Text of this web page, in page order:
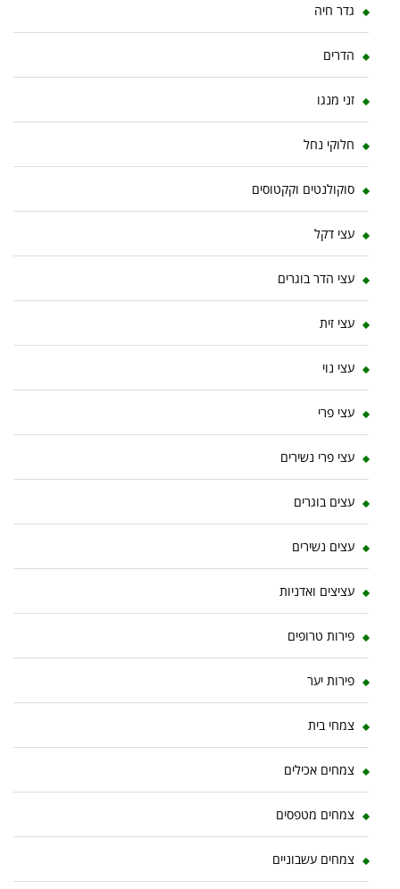
גדר חיה
הדרים
זני מנגו
חלוקי נחל
סוקולנטים וקקטוסים
עצי דקל
עצי הדר בוגרים
עצי זית
עצי נוי
עצי פרי
עצי פרי נשירים
עצים בוגרים
עצים נשירים
עציצים ואדניות
פירות טרופים
פירות יער
צמחי בית
צמחים אכילים
צמחים מטפסים
צמחים עשבוניים